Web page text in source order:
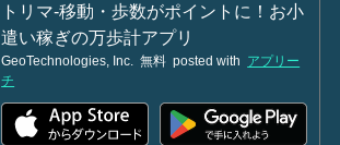
トリマ-移動・歩数がポイントに！お小
遣い稼ぎの万歩計アプリ
GeoTechnologies, Inc. 無料 posted with アプリー
チ